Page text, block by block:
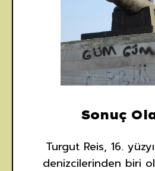
Sonuç
Turgut Reis, 16.
denizcilerinden biri